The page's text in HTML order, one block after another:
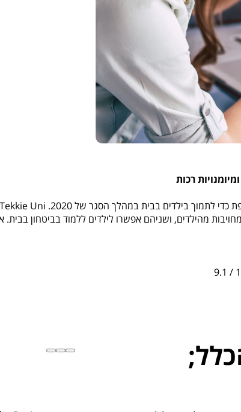
רכות
לתמוך בילדים בבית במהלך הסגר של 2020. Tekkie Uni